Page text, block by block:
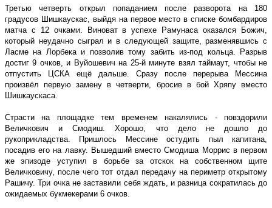
Третью четверть открыл попаданием после разворота на 180
градусов Шишкаускас, выйдя на первое место в списке бомбардиров
матча с 12 очками. Виноват в успехе Рамунаса оказался Божич,
который неудачно сыграл и в следующей защите, разменявшись с
Ласме на Лорбека и позволив тому забить из-под кольца. Разрыв
достиг 9 очков, и Вуйошевич на 25-й минуте взял таймаут, чтобы не
отпустить ЦСКА ещё дальше. Сразу после перерыва Мессина
произвёл первую замену в четверти, бросив в бой Хряпу вместо
Шишкаускаса.
Страсти на площадке тем временем накалялись - повздорили
Величкович и Смодиш. Хорошо, что дело не дошло до
рукоприкладства. Пришлось Мессине остудить пыл капитана,
посадив его на лавку. Вышедший вместо Смодиша Моррис в первом
же эпизоде уступил в борьбе за отскок на собственном щите
Величковичу, после чего тот отдал передачу на периметр открытому
Рашичу. Три очка не заставили себя ждать, и разница сократилась до
ожидаемых букмекерами 6 очков.